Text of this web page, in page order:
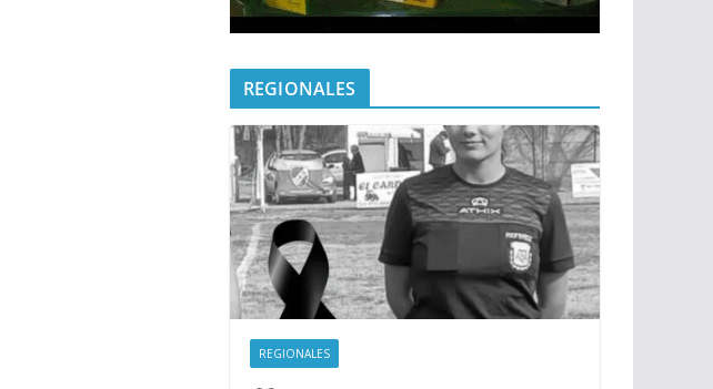
REGIONALES
REGIONALES